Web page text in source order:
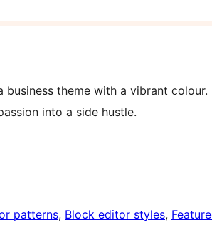
business theme with a vibrant
into a side hustle.
patterns, Block editor styles,